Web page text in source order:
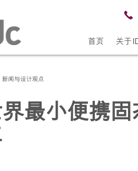
首页 关于
新闻与设计观点
最小便携